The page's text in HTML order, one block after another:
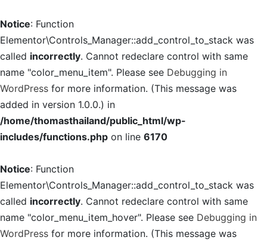
Notice: Function
Elementor\Controls_Manager::add_control_to_stack was
called incorrectly. Cannot redeclare control with same
name "color_menu_item". Please see Debugging in
WordPress for more information. (This message was
added in version 1.0.0.) in
/home/thomasthailand/public_html/wp-
includes/functions.php on line 6170
Notice: Function
Elementor\Controls_Manager::add_control_to_stack was
called incorrectly. Cannot redeclare control with same
name "color_menu_item_hover". Please see Debugging in
WordPress for more information. (This message was